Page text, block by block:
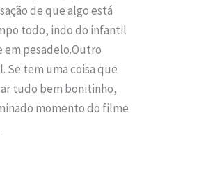
de que algo está
todo, indo do infantil
em pesadelo.Outro
Se tem uma coisa que
tudo bem bonitinho,
momento do filme